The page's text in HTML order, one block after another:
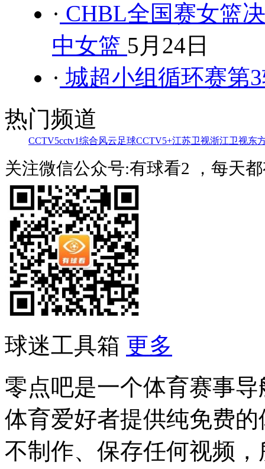
· CHBL全国赛女篮
中女篮 5月24日
· 城超小组循环赛第
热门频道
CCTV5cctv1综合风云足球CCTV5+江苏卫视浙江卫视东
关注微信公众号:有球看2 ，每天
球迷工具箱 更多
零点吧是一个体育赛事
体育爱好者提供纯免费
不制作、保存任何视频